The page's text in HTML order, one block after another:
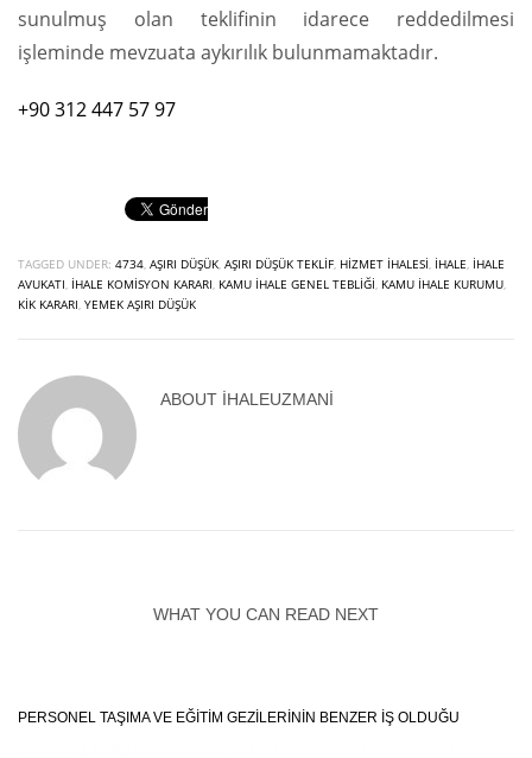
sunulmuş olan teklifinin idarece reddedilmesi
işleminde mevzuata aykırılık bulunmamaktadır.
+90 312 447 57 97
TAGGED UNDER: 4734, AŞIRI DÜŞÜK, AŞIRI DÜŞÜK TEKLIF, HIZMET İHALESI, İHALE, İHALE
AVUKATI, İHALE KOMISYON KARARI, KAMU İHALE GENEL TEBLIĞI, KAMU İHALE KURUMU,
KIK KARARI, YEMEK AŞIRI DÜŞÜK
ABOUT IHALEUZMANI
WHAT YOU CAN READ NEXT
PERSONEL TAŞIMA VE EĞİTİM GEZİLERİNİN BENZER İŞ OLDUĞU